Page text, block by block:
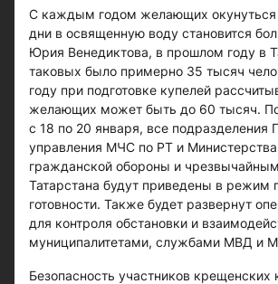
С каждым годом желающих окунуться
дни в освященную воду становится
Юрия Венедиктова, в прошлом году в
таковых было примерно 35 тысяч
году при подготовке купелей
желающих может быть до 60 тысяч.
с 18 по 20 января, все подразделения
управления МЧС по РТ и
гражданской обороны и
Татарстана будут приведены в режим
готовности. Также будет развернут
для контроля обстановки и
муниципалитетами, службами МВД и
Безопасность участников крещенских